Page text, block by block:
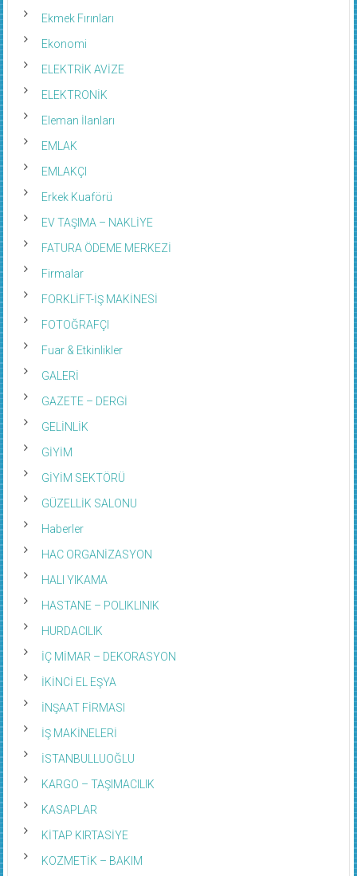
Ekmek Fırınları
Ekonomi
ELEKTRİK AVİZE
ELEKTRONİK
Eleman İlanları
EMLAK
EMLAKÇI
Erkek Kuaförü
EV TAŞIMA – NAKLİYE
FATURA ÖDEME MERKEZİ
Firmalar
FORKLİFT-İŞ MAKİNESİ
FOTOĞRAFÇI
Fuar & Etkinlikler
GALERİ
GAZETE – DERGİ
GELİNLİK
GİYİM
GİYİM SEKTÖRÜ
GÜZELLİK SALONU
Haberler
HAC ORGANİZASYON
HALI YIKAMA
HASTANE – POLIKLINIK
HURDACILIK
İÇ MİMAR – DEKORASYON
İKİNCİ EL EŞYA
İNŞAAT FİRMASI
İŞ MAKİNELERİ
İSTANBULLUOĞLU
KARGO – TAŞIMACILIK
KASAPLAR
KİTAP KIRTASİYE
KOZMETİK – BAKIM